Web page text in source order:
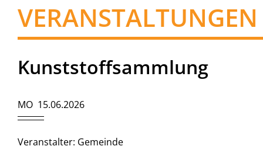
VERANSTALTUNGEN
Kunststoffsammlung
MO 15.06.2026
Veranstalter: Gemeinde